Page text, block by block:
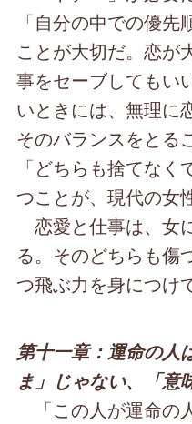
「自分の中での優先
ことが大切だ。恋が
事をセーブしてもい
いときには、無理に
そのバランスをとる
「どちらも捨てな
つことが、現代の女
恋愛と仕事は、女
る。そのどちらも傷
つ飛ぶ力を身につけ
第十一章：運命の人
ま」じゃない、「意
「この人が運命の